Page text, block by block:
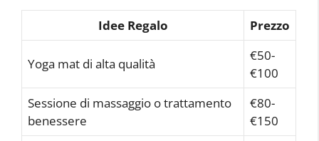
Idee Regalo Prezzo
Yoga mat di alta qualità
€50-
€100
Sessione di massaggio o trattamento
benessere
€80-
€150